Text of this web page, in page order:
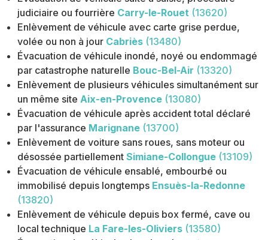
judiciaire ou fourrière Carry-le-Rouet (13620)
Enlèvement de véhicule avec carte grise perdue,
volée ou non à jour Cabriès (13480)
Évacuation de véhicule inondé, noyé ou endommagé
par catastrophe naturelle Bouc-Bel-Air (13320)
Enlèvement de plusieurs véhicules simultanément sur
un même site Aix-en-Provence (13080)
Évacuation de véhicule après accident total déclaré
par l'assurance Marignane (13700)
Enlèvement de voiture sans roues, sans moteur ou
désossée partiellement Simiane-Collongue (13109)
Évacuation de véhicule ensablé, embourbé ou
immobilisé depuis longtemps Ensuès-la-Redonne
(13820)
Enlèvement de véhicule depuis box fermé, cave ou
local technique La Fare-les-Oliviers (13580)